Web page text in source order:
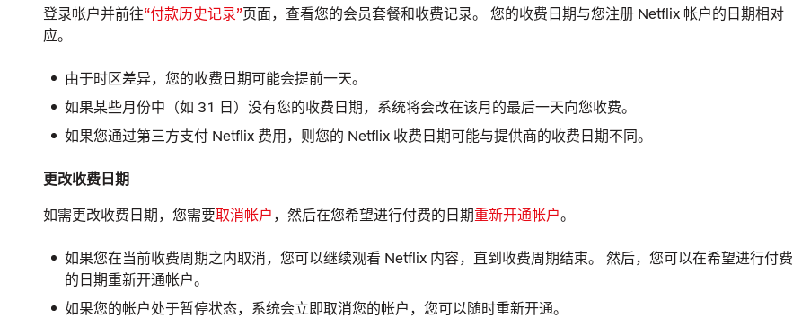
登录帐户并前往“付款历史记录”页面，查看您的会员套餐和收费记录。 您的收费日期与您注册 Netflix 帐户的日期相对
应。
由于时区差异，您的收费日期可能会提前一天。
如果某些月份中（如 31 日）没有您的收费日期，系统将会改在该月的最后一天向您收费。
如果您通过第三方支付 Netflix 费用，则您的 Netflix 收费日期可能与提供商的收费日期不同。
更改收费日期
如需更改收费日期，您需要取消帐户 ，然后在您希望进行付费的日期重新开通帐户。
如果您在当前收费周期之内取消，您可以继续观看 Netflix 内容，直到收费周期结束。 然后，您可以在希望进行付费
的日期重新开通帐户。
如果您的帐户处于暂停状态，系统会立即取消您的帐户，您可以随时重新开通。